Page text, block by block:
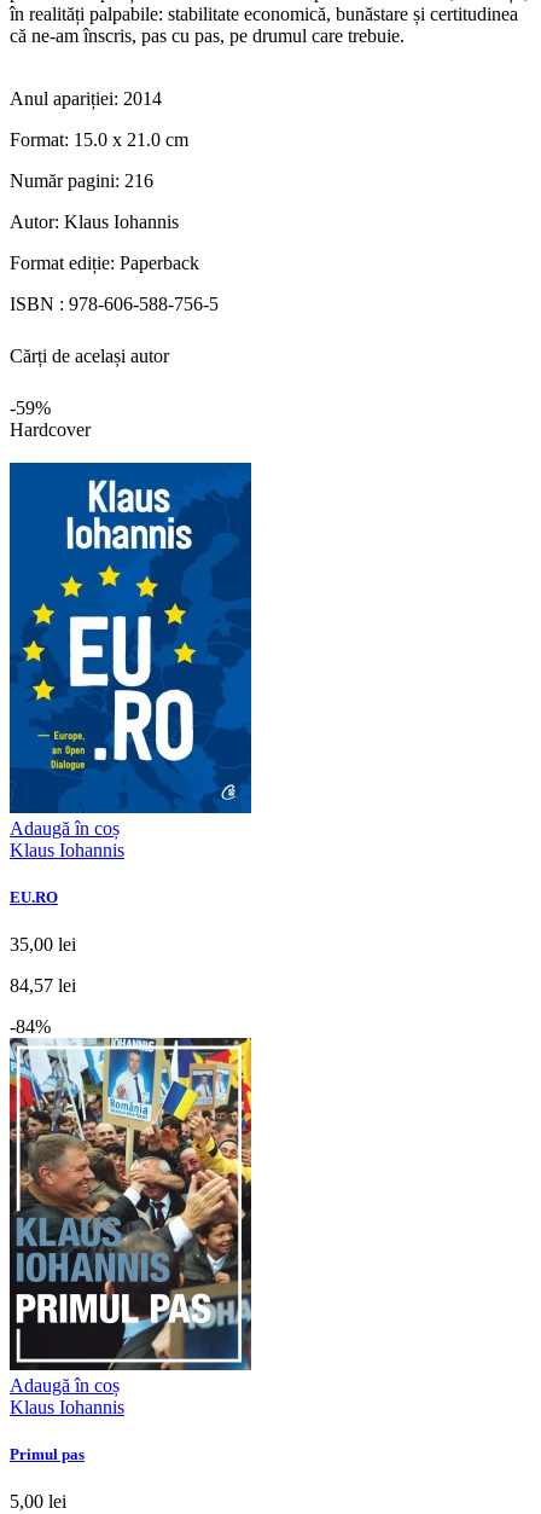
în realități palpabile: stabilitate economică, bunăstare și certitudinea
că ne-am înscris, pas cu pas, pe drumul care trebuie.
Anul apariției: 2014
Format: 15.0 x 21.0 cm
Număr pagini: 216
Autor: Klaus Iohannis
Format ediție: Paperback
ISBN : 978-606-588-756-5
Cărți de același autor
-59%
Hardcover
Adaugă în coș
Klaus Iohannis
EU.RO
35,00 lei
84,57 lei
-84%
Adaugă în coș
Klaus Iohannis
Primul pas
5,00 lei